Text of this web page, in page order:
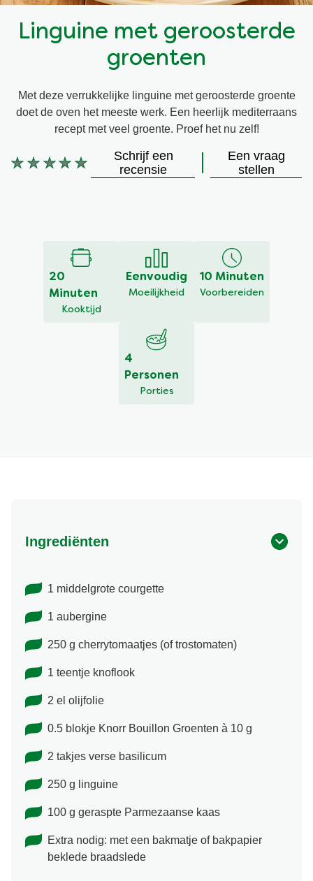
Snel en makkelijk
Wereldkeukens
Mixen
Sauzen en Jus
Terugroepactie Basilicum Roomsaus
Linguine met geroosterde
groenten
Met deze verrukkelijke linguine met geroosterde groente
doet de oven het meeste werk. Een heerlijk mediterraans
recept met veel groente. Proef het nu zelf!
Geen
Schrijf een
recensie
Een vraag
stellen
20
Minuten
Kooktijd
Eenvoudig
Moeilijkheid
10 Minuten
Voorbereiden
4
Personen
Porties
Ingrediënten
1 middelgrote courgette
1 aubergine
250 g cherrytomaatjes (of trostomaten)
1 teentje knoflook
2 el olijfolie
0.5 blokje Knorr Bouillon Groenten à 10 g
2 takjes verse basilicum
250 g linguine
100 g geraspte Parmezaanse kaas
Extra nodig: met een bakmatje of bakpapier
beklede braadslede